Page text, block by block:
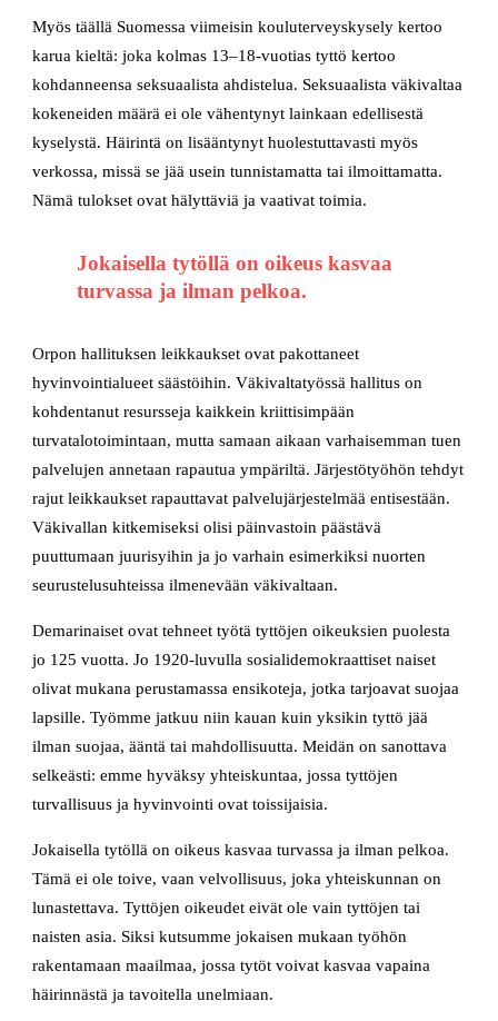
Myös täällä Suomessa viimeisin kouluterveyskysely kertoo
karua kieltä: joka kolmas 13–18-vuotias tyttö kertoo
kohdanneensa seksuaalista ahdistelua. Seksuaalista väkivaltaa
kokeneiden määrä ei ole vähentynyt lainkaan edellisestä
kyselystä. Häirintä on lisääntynyt huolestuttavasti myös
verkossa, missä se jää usein tunnistamatta tai ilmoittamatta.
Nämä tulokset ovat hälyttäviä ja vaativat toimia.
Jokaisella tytöllä on oikeus kasvaa
turvassa ja ilman pelkoa.
Orpon hallituksen leikkaukset ovat pakottaneet
hyvinvointialueet säästöihin. Väkivaltatyössä hallitus on
kohdentanut resursseja kaikkein kriittisimpään
turvatalotoimintaan, mutta samaan aikaan varhaisemman tuen
palvelujen annetaan rapautua ympäriltä. Järjestötyöhön tehdyt
rajut leikkaukset rapauttavat palvelujärjestelmää entisestään.
Väkivallan kitkemiseksi olisi päinvastoin päästävä
puuttumaan juurisyihin ja jo varhain esimerkiksi nuorten
seurustelusuhteissa ilmenevään väkivaltaan.
Demarinaiset ovat tehneet työtä tyttöjen oikeuksien puolesta
jo 125 vuotta. Jo 1920-luvulla sosialidemokraattiset naiset
olivat mukana perustamassa ensikoteja, jotka tarjoavat suojaa
lapsille. Työmme jatkuu niin kauan kuin yksikin tyttö jää
ilman suojaa, ääntä tai mahdollisuutta. Meidän on sanottava
selkeästi: emme hyväksy yhteiskuntaa, jossa tyttöjen
turvallisuus ja hyvinvointi ovat toissijaisia.
Jokaisella tytöllä on oikeus kasvaa turvassa ja ilman pelkoa.
Tämä ei ole toive, vaan velvollisuus, joka yhteiskunnan on
lunastettava. Tyttöjen oikeudet eivät ole vain tyttöjen tai
naisten asia. Siksi kutsumme jokaisen mukaan työhön
rakentamaan maailmaa, jossa tytöt voivat kasvaa vapaina
häirinnästä ja tavoitella unelmiaan.